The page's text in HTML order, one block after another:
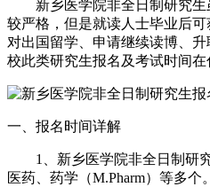
新乡医学院非全日制研究生
较严格，但是就读人士毕业后
对出国留学、申请继续读博、
校此类研究生报名及考试时间在
一、报名时间详解
1、新乡医学院非全日制研
医药、药学（M.Pharm）等多